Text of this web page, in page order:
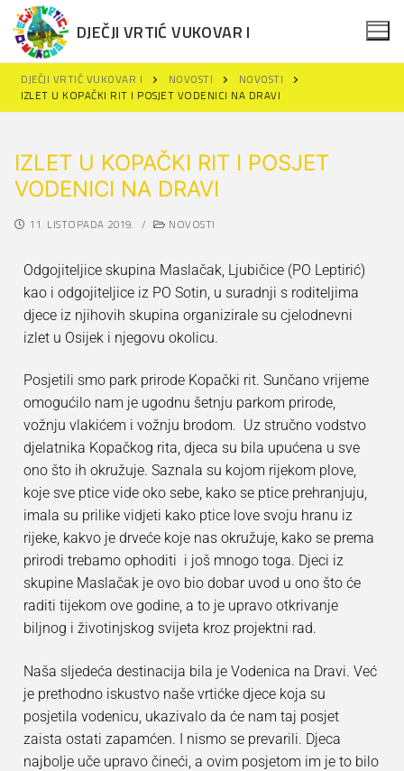
DJEČJI VRTIĆ VUKOVAR I
Za roditelje
Upisi u DV Vukovar I
Obavijesti za roditelje
Programi rada s roditeljima
Programi rada s djecom
Djeca s posebnim potrebama
Kockići
Razvoj djeteta i odgoj
Zdravlje i prehrana
Projekti
Erasmus+
eTwinning
aktivirAJMO
Vrtić za bolji život
Super je biti različit
Dokumenti
Natječaji
Javna nabava
Financijska izvješća
Zakonski akti i akti vrtića
Savjetovanje s javnošću
Upisi u DV Vukovar I
Upravno vijeće
Pravo na pristup informacijama
Zaštita osobnih podataka
O nama
Kontakt
DJEČJI VRTIĆ VUKOVAR I NOVOSTI
NOVOSTI
IZLET U KOPAČKI RIT I POSJET VODENICI NA DRAVI
IZLET U KOPAČKI RIT I POSJET
VODENICI NA DRAVI
11. LISTOPADA 2019. / NOVOSTI
Odgojiteljice skupina Maslačak, Ljubičice (PO Leptirić)
kao i odgojiteljice iz PO Sotin, u suradnji s roditeljima
djece iz njihovih skupina organizirale su cjelodnevni
izlet u Osijek i njegovu okolicu.
Posjetili smo park prirode Kopački rit. Sunčano vrijeme
omogućilo nam je ugodnu šetnju parkom prirode,
vožnju vlakićem i vožnju brodom. Uz stručno vodstvo
djelatnika Kopačkog rita, djeca su bila upućena u sve
ono što ih okružuje. Saznala su kojom rijekom plove,
koje sve ptice vide oko sebe, kako se ptice prehranjuju,
imala su prilike vidjeti kako ptice love svoju hranu iz
rijeke, kakvo je drveće koje nas okružuje, kako se prema
prirodi trebamo ophoditi i još mnogo toga. Djeci iz
skupine Maslačak je ovo bio dobar uvod u ono što će
raditi tijekom ove godine, a to je upravo otkrivanje
biljnog i životinjskog svijeta kroz projektni rad.
Naša sljedeća destinacija bila je Vodenica na Dravi. Već
je prethodno iskustvo naše vrtićke djece koja su
posjetila vodenicu, ukazivalo da će nam taj posjet
zaista ostati zapamćen. I nismo se prevarili. Djeca
najbolje uče upravo čineći, a ovim posjetom im je to bilo